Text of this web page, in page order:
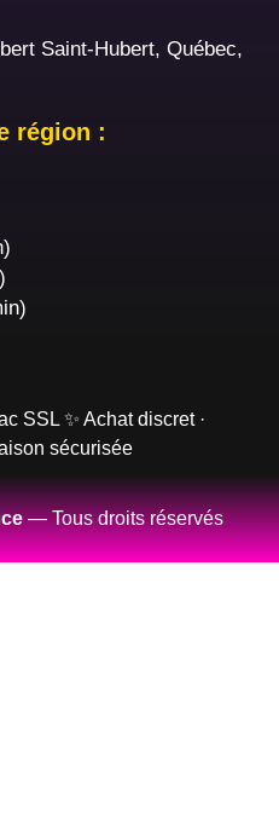
Saint-Hubert, Québec,
région :
SSL ✨ Achat discret ·
sécurisée
— Tous droits réservés